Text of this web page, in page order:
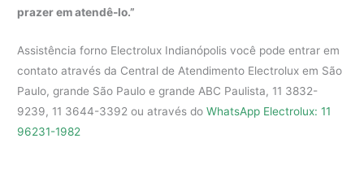
prazer em atendê-lo.”
Assistência forno Electrolux Indianópolis você pode entrar em
contato através da Central de Atendimento Electrolux em São
Paulo, grande São Paulo e grande ABC Paulista, 11 3832-
9239, 11 3644-3392 ou através doWhatsApp Electrolux: 11
96231-1982